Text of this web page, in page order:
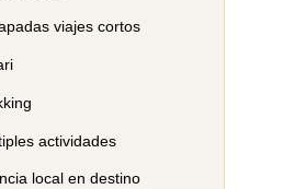
viajes cortos
actividades
local en destino